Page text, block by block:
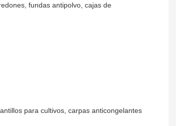
fundas antipolvo, cajas de
para cultivos, carpas anticongelantes